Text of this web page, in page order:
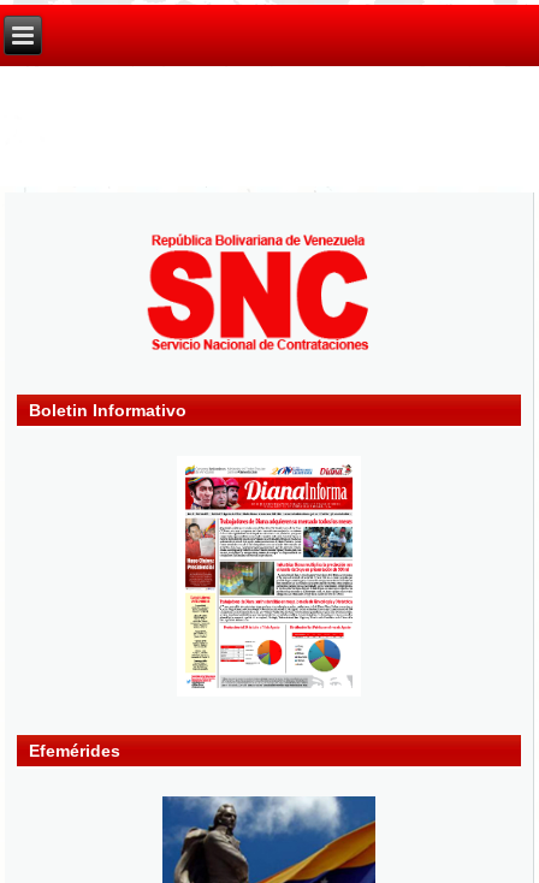
Boletin Informativo
Efemérides